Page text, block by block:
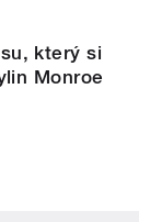
který si
Monroe